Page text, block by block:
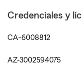
Credenciales y
CA-6008812
AZ-3002594075